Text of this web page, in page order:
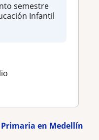
semestre
Infantil
en Medellín